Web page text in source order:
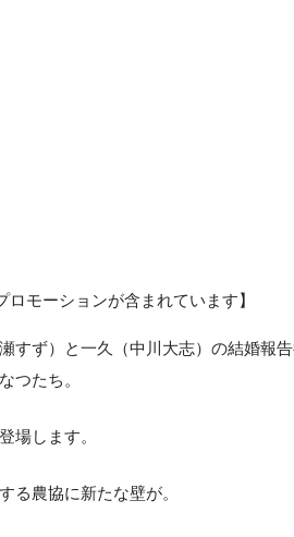
モーションが含まれています】
すず）と一久（中川大志）の結婚報
つたち。
場します。
る農協に新たな壁が。